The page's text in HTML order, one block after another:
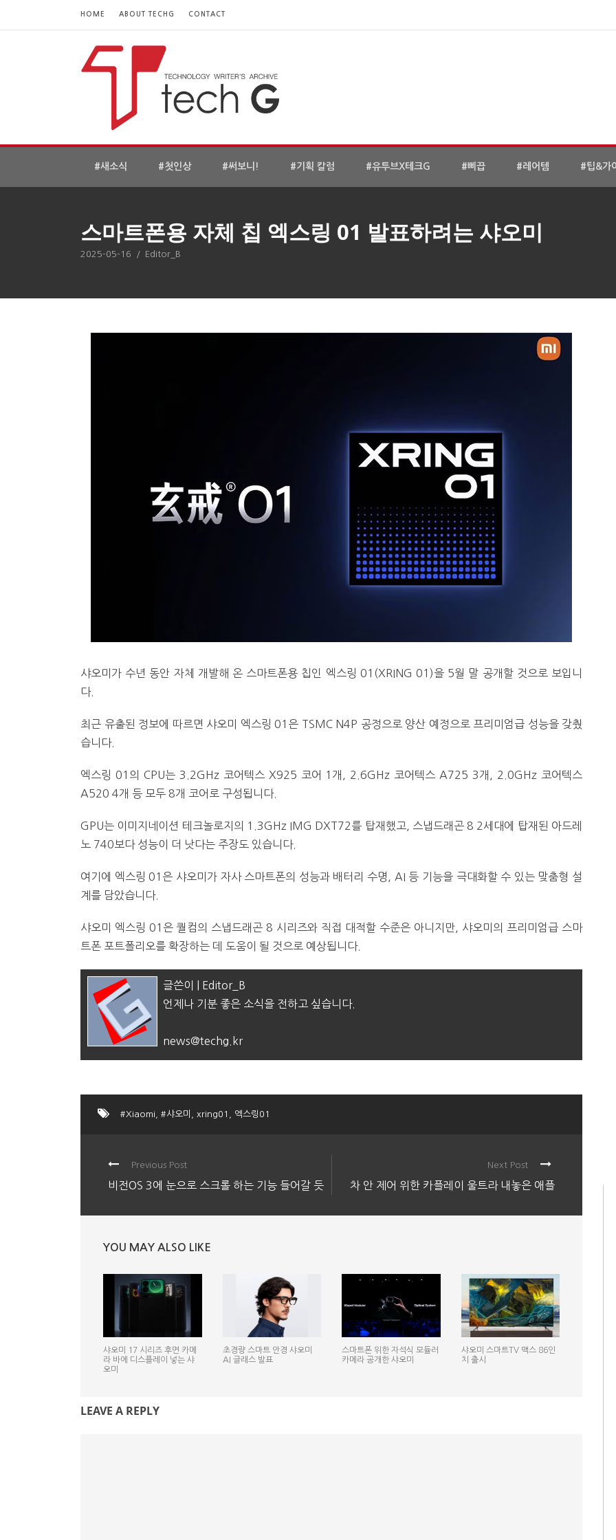
HOME ABOUT TECHG CONTACT
#새소식 #첫인상 #써보니! #기획 칼럼 #유투브X테크G #삐끕 #레어템 #팁&가
스마트폰용 자체 칩 엑스링 01 발표하려는 샤오미
2025-05-16 / Editor_B
샤오미가 수년 동안 자체 개발해 온 스마트폰용 칩인 엑스링 01(XRING 01)을 5월 말 공개할 것으로 보입니
다.
최근 유출된 정보에 따르면 샤오미 엑스링 01은 TSMC N4P 공정으로 양산 예정으로 프리미엄급 성능을 갖췄
습니다.
엑스링 01의 CPU는 3.2GHz 코어텍스 X925 코어 1개, 2.6GHz 코어텍스 A725 3개, 2.0GHz 코어텍스
A520 4개 등 모두 8개 코어로 구성됩니다.
GPU는 이미지네이션 테크놀로지의 1.3GHz IMG DXT72를 탑재했고, 스냅드래곤 8 2세대에 탑재된 아드레
노 740보다 성능이 더 낫다는 주장도 있습니다.
여기에 엑스링 01은 샤오미가 자사 스마트폰의 성능과 배터리 수명, AI 등 기능을 극대화할 수 있는 맞춤형 설
계를 담았습니다.
샤오미 엑스링 01은 퀄컴의 스냅드래곤 8 시리즈와 직접 대적할 수준은 아니지만, 샤오미의 프리미엄급 스마
트폰 포트폴리오를 확장하는 데 도움이 될 것으로 예상됩니다.
글쓴이 | Editor_B
언제나 기분 좋은 소식을 전하고 싶습니다.
news@techg.kr
#Xiaomi #샤오미 xring01 엑스링01
Previous Post
비전OS 3에 눈으로 스크롤 하는 기능 들어갈 듯
Next Post
차 안 제어 위한 카플레이 울트라 내놓은 애플
YOU MAY ALSO LIKE
샤오미 17 시리즈 후면 카메
라 바에 디스플레이 넣는 샤
오미
초경량 스마트 안경 샤오미
AI 글래스 발표
스마트폰 위한 자석식 모듈러
카메라 공개한 샤오미
샤오미 스마트TV 맥스 86인
치 출시
LEAVE A REPLY